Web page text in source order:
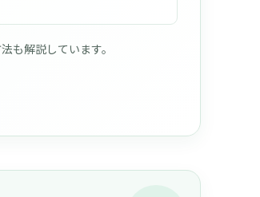
も解説しています。